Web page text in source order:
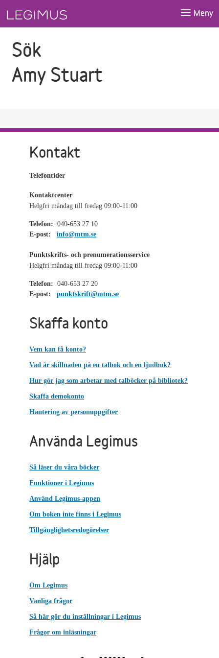
Meny
Sök
Amy Stuart
Kontakt
Telefontider
Kontaktcenter
Helgfri måndag till fredag 09:00-11:00
Telefon: 040-653 27 10
E-post:
info@mtm.se
Punktskrifts- och prenumerationsservice
Helgfri måndag till fredag 09:00-11:00
Telefon: 040-653 27 20
E-post:
punktskrift@mtm.se
Skaffa konto
Vem kan få konto?
Vad är skillnaden på en talbok och en ljudbok?
Hur gör jag som arbetar med talböcker på bibliotek?
Skaffa demokonto
Hantering av personuppgifter
Använda Legimus
Så läser du våra böcker
Funktioner i Legimus
Använd Legimus-appen
Om boken inte finns i Legimus
Tillgänglighetsredogörelser
Hjälp
Om Legimus
Vanliga frågor
Så här gör du inställningar i Legimus
Frågor om inläsningar